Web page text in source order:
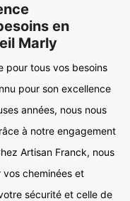
en
Marly
pour tous vos besoins
pour son excellence
années, nous nous
à notre engagement
Artisan Franck, nous
cheminées et
sécurité et celle de